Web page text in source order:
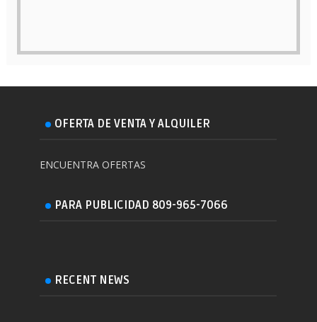
OFERTA DE VENTA Y ALQUILER
ENCUENTRA OFERTAS
PARA PUBLICIDAD 809-965-7066
RECENT NEWS